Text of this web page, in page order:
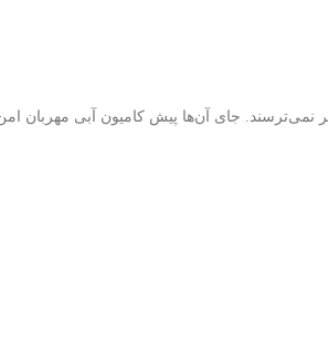
نمی‌ترسند. جای آن‌ها پیش کامیون آبی مهربان